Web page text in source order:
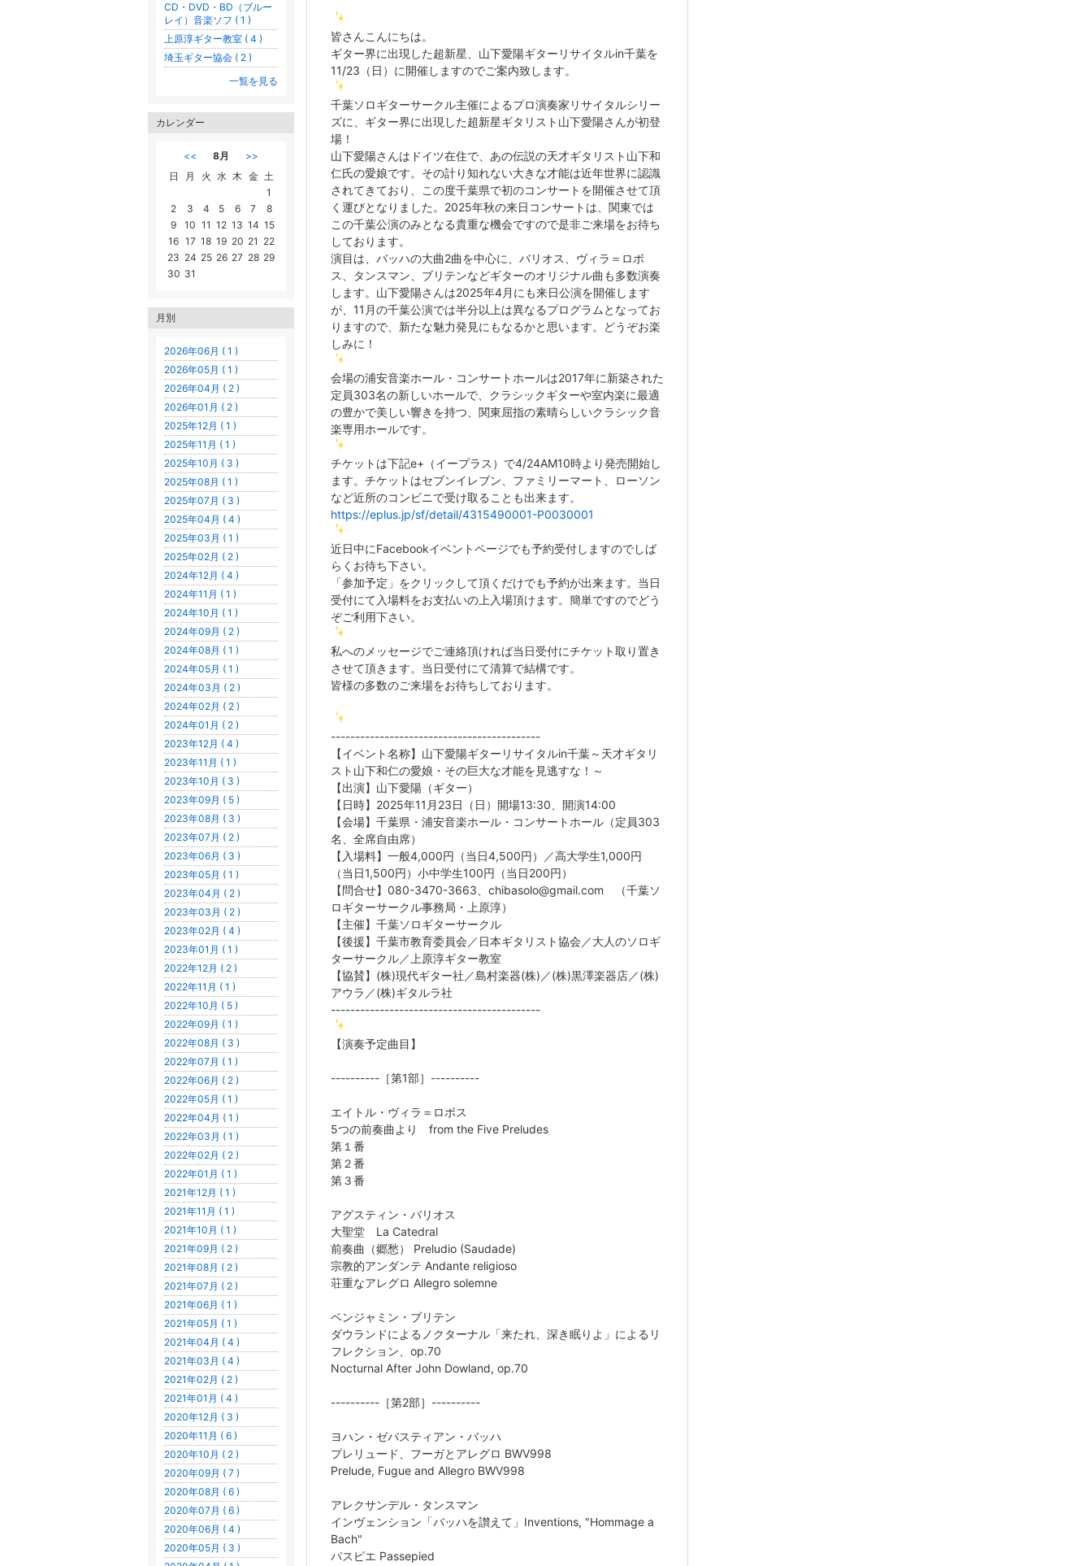
皆さんこんにちは。
ギター界に出現した超新星、山下愛陽ギターリサイタルin千葉を
11/23（日）に開催しますのでご案内致します。
千葉ソロギターサークル主催によるプロ演奏家リサイタルシリー
ズに、ギター界に出現した超新星ギタリスト山下愛陽さんが初登
場！
山下愛陽さんはドイツ在住で、あの伝説の天才ギタリスト山下和
仁氏の愛娘です。その計り知れない大きな才能は近年世界に認識
されてきており、この度千葉県で初のコンサートを開催させて頂
く運びとなりました。2025年秋の来日コンサートは、関東では
この千葉公演のみとなる貴重な機会ですので是非ご来場をお待ち
しております。
演目は、バッハの大曲2曲を中心に、バリオス、ヴィラ＝ロボ
ス、タンスマン、ブリテンなどギターのオリジナル曲も多数演奏
します。山下愛陽さんは2025年4月にも来日公演を開催します
が、11月の千葉公演では半分以上は異なるプログラムとなってお
りますので、新たな魅力発見にもなるかと思います。どうぞお楽
しみに！
会場の浦安音楽ホール・コンサートホールは2017年に新築された
定員303名の新しいホールで、クラシックギターや室内楽に最適
の豊かで美しい響きを持つ、関東屈指の素晴らしいクラシック音
楽専用ホールです。
チケットは下記e+（イープラス）で4/24AM10時より発売開始し
ます。チケットはセブンイレブン、ファミリーマート、ローソン
など近所のコンビニで受け取ることも出来ます。
https://eplus.jp/sf/detail/4315490001-P0030001
近日中にFacebookイベントページでも予約受付しますのでしば
らくお待ち下さい。
「参加予定」をクリックして頂くだけでも予約が出来ます。当日
受付にて入場料をお支払いの上入場頂けます。簡単ですのでどう
ぞご利用下さい。
私へのメッセージでご連絡頂ければ当日受付にチケット取り置き
させて頂きます。当日受付にて清算で結構です。
皆様の多数のご来場をお待ちしております。
-------------------------------------------
【イベント名称】山下愛陽ギターリサイタルin千葉～天才ギタリ
スト山下和仁の愛娘・その巨大な才能を見逃すな！～
【出演】山下愛陽（ギター）
【日時】2025年11月23日（日）開場13:30、開演14:00
【会場】千葉県・浦安音楽ホール・コンサートホール（定員303
名、全席自由席）
【入場料】一般4,000円（当日4,500円）／高大学生1,000円
（当日1,500円）小中学生100円（当日200円）
【問合せ】080-3470-3663、chibasolo@gmail.com （千葉ソ
ロギターサークル事務局・上原淳）
【主催】千葉ソロギターサークル
【後援】千葉市教育委員会／日本ギタリスト協会／大人のソロギ
ターサークル／上原淳ギター教室
【協賛】(株)現代ギター社／島村楽器(株)／(株)黒澤楽器店／(株)
アウラ／(株)ギタルラ社
-------------------------------------------
【演奏予定曲目】
----------［第1部］----------
エイトル・ヴィラ＝ロボス
5つの前奏曲より from the Five Preludes
第１番
第２番
第３番
アグスティン・バリオス
大聖堂 La Catedral
前奏曲（郷愁） Preludio (Saudade)
宗教的アンダンテ Andante religioso
荘重なアレグロ Allegro solemne
ベンジャミン・ブリテン
ダウランドによるノクターナル「来たれ、深き眠りよ」によるリ
フレクション、op.70
Nocturnal After John Dowland, op.70
----------［第2部］----------
ヨハン・ゼバスティアン・バッハ
プレリュード、フーガとアレグロ BWV998
Prelude, Fugue and Allegro BWV998
アレクサンデル・タンスマン
インヴェンション「バッハを讃えて」Inventions, "Hommage a
Bach"
パスピエ Passepied
CD・DVD・BD（ブルー
レイ）音楽ソフ ( 1 )
上原淳ギター教室 ( 4 )
埼玉ギター協会 ( 2 )
一覧を見る
カレンダー
<< 8月
>>
日
月 火 水 木 金 土
1
2
3 4 5 6 7
8
9
10 11 12 13 14 15
16 17 18 19 20 21 22
23 24 25 26 27 28 29
30 31
月別
2026年06月 ( 1 )
2026年05月 ( 1 )
2026年04月 ( 2 )
2026年01月 ( 2 )
2025年12月 ( 1 )
2025年11月 ( 1 )
2025年10月 ( 3 )
2025年08月 ( 1 )
2025年07月 ( 3 )
2025年04月 ( 4 )
2025年03月 ( 1 )
2025年02月 ( 2 )
2024年12月 ( 4 )
2024年11月 ( 1 )
2024年10月 ( 1 )
2024年09月 ( 2 )
2024年08月 ( 1 )
2024年05月 ( 1 )
2024年03月 ( 2 )
2024年02月 ( 2 )
2024年01月 ( 2 )
2023年12月 ( 4 )
2023年11月 ( 1 )
2023年10月 ( 3 )
2023年09月 ( 5 )
2023年08月 ( 3 )
2023年07月 ( 2 )
2023年06月 ( 3 )
2023年05月 ( 1 )
2023年04月 ( 2 )
2023年03月 ( 2 )
2023年02月 ( 4 )
2023年01月 ( 1 )
2022年12月 ( 2 )
2022年11月 ( 1 )
2022年10月 ( 5 )
2022年09月 ( 1 )
2022年08月 ( 3 )
2022年07月 ( 1 )
2022年06月 ( 2 )
2022年05月 ( 1 )
2022年04月 ( 1 )
2022年03月 ( 1 )
2022年02月 ( 2 )
2022年01月 ( 1 )
2021年12月 ( 1 )
2021年11月 ( 1 )
2021年10月 ( 1 )
2021年09月 ( 2 )
2021年08月 ( 2 )
2021年07月 ( 2 )
2021年06月 ( 1 )
2021年05月 ( 1 )
2021年04月 ( 4 )
2021年03月 ( 4 )
2021年02月 ( 2 )
2021年01月 ( 4 )
2020年12月 ( 3 )
2020年11月 ( 6 )
2020年10月 ( 2 )
2020年09月 ( 7 )
2020年08月 ( 6 )
2020年07月 ( 6 )
2020年06月 ( 4 )
2020年05月 ( 3 )